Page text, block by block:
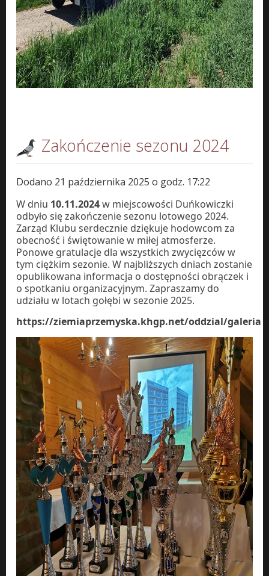
Zakończenie sezonu 2024
Dodano 21 października 2025 o godz. 17:22
W dniu 10.11.2024w miejscowości Duńkowiczki
odbyło się zakończenie sezonu lotowego 2024.
Zarząd Klubu serdecznie dziękuje hodowcom za
obecność i świętowanie w miłej atmosferze.
Ponowe gratulacje dla wszystkich zwycięzców w
tym ciężkim sezonie. W najbliższych dniach zostanie
opublikowana informacja o dostępności obrączek i
o spotkaniu organizacyjnym. Zapraszamy do
udziału w lotach gołębi w sezonie 2025.
https://ziemiaprzemyska.khgp.net/oddzial/galeria